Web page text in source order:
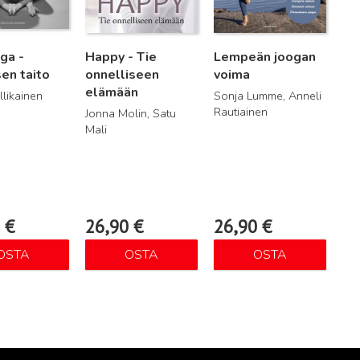
-
taito
€
Happy - Tie
onnelliseen
elämään
Jonna Molin, Satu
Mali
26,90 €
OSTA
Lempeän joogan
voima
Sonja Lumme, Anneli
Rautiainen
26,90 €
OSTA